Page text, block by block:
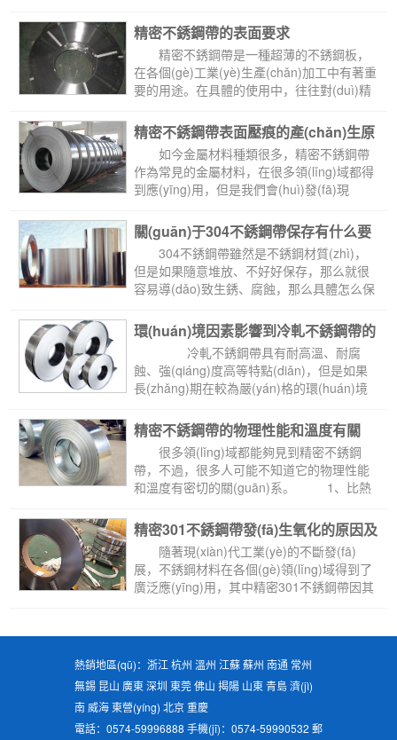
精密不銹鋼帶的表面要求
精密不銹鋼帶是一種超薄的不銹鋼板，
在各個(gè)工業(yè)生產(chǎn)加工中有著重
要的用途。在具體的使用中，往往對(duì)精
精密不銹鋼帶表面壓痕的產(chǎn)生原
因及處理方法
如今金屬材料種類很多，精密不銹鋼帶
作為常見的金屬材料，在很多領(lǐng)域都得
到應(yīng)用，但是我們會(huì)發(fā)現
關(guān)于304不銹鋼帶保存有什么要
304不銹鋼帶雖然是不銹鋼材質(zhì)，
但是如果隨意堆放、不好好保存，那么就很
容易導(dǎo)致生銹、腐蝕，那么具體怎么保
環(huán)境因素影響到冷軋不銹鋼帶的
使用壽命
冷軋不銹鋼帶具有耐高溫、耐腐
蝕、強(qiáng)度高等特點(diǎn)，但是如果
長(zhǎng)期在較為嚴(yán)格的環(huán)境
精密不銹鋼帶的物理性能和溫度有關
(guān)
很多領(lǐng)域都能夠見到精密不銹鋼
帶，不過，很多人可能不知道它的物理性能
和溫度有密切的關(guān)系。 1、比熱
精密301不銹鋼帶發(fā)生氧化的原因及
防范措施
隨著現(xiàn)代工業(yè)的不斷發(fā)
展，不銹鋼材料在各個(gè)領(lǐng)域得到了
廣泛應(yīng)用，其中精密301不銹鋼帶因其
熱銷地區(qū)：浙江 杭州 溫州 江蘇 蘇州 南通 常州
無錫 昆山 廣東 深圳 東莞 佛山 揭陽 山東 青島 濟(jì)
南 威海 東營(yíng) 北京 重慶
電話：0574-59996888 手機(jī)：0574-59990532 郵